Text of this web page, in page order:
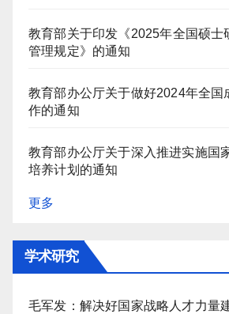
教育部关于印发《2025年全国硕士
管理规定》的通知
教育部办公厅关于做好2024年全国
作的通知
教育部办公厅关于深入推进实施国
培养计划的通知
更多
学术研究
毛军发：解决好国家战略人才力量